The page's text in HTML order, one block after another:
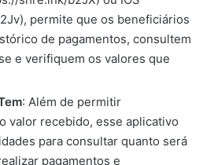
permite que os beneficiários
de pagamentos, consultem
e verifiquem os valores que
: Além de permitir
valor recebido, esse aplicativo
para consultar quanto será
pagamentos e